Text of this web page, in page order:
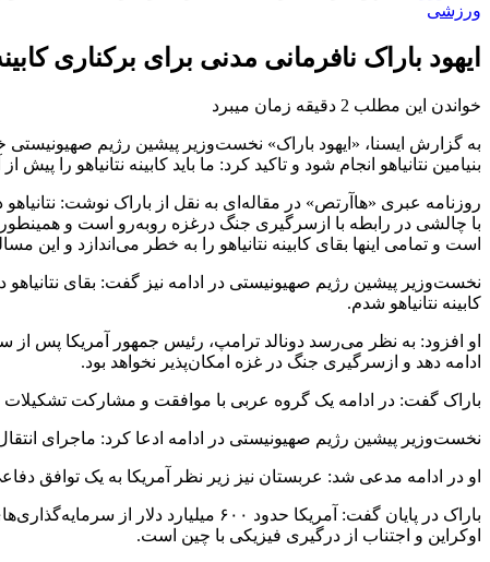
ورزشی
ایهود باراک نافرمانی مدنی برای برکناری
خواندن این مطلب 2 دقیقه زمان میبرد
به گزارش ایسنا، «ایهود باراک» نخست‌وزیر پیشین رژیم
بنیامین نتانیاهو انجام شود و تاکید کرد: ما باید کابینه نتانیاهو را
روزنامه عبری «هاآرتص» در مقاله‌ای به نقل از باراک نوشت:
با چالشی در رابطه با ازسرگیری جنگ درغزه روبه‌رو است و
است و تمامی اینها بقای کابینه نتانیاهو را به خطر می‌اندازد و این
نخست‌وزیر پیشین رژیم صهیونیستی در ادامه نیز گفت: بقای
کابینه نتانیاهو شدم.
او افزود: به نظر می‌رسد دونالد ترامپ، رئیس جمهور آمریکا پس از
ادامه دهد و ازسرگیری جنگ در غزه امکان‌پذیر نخواهد بود.
باراک گفت: در ادامه یک گروه عربی با موافقت و مشارکت تشکیلات
نخست‌وزیر پیشین رژیم صهیونیستی در ادامه ادعا کرد: ماجرای
او در ادامه مدعی شد: عربستان نیز زیر نظر آمریکا به یک
باراک در پایان گفت: آمریکا حدود
اوکراین و اجتناب از درگیری فیزیکی با چین است.